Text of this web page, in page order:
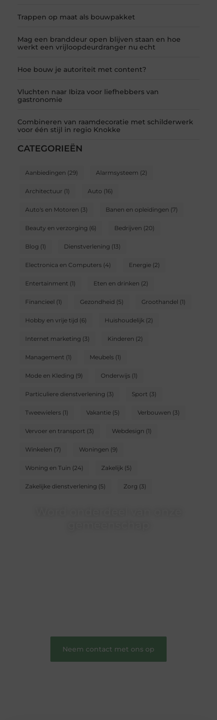
Trappen op maat als bouwpakket
Mag een branddeur open blijven staan en hoe
werkt een vrijloopdeurdranger nu echt
Hoe bouw je autoriteit met content?
Vluchten naar Ibiza voor liefhebbers van
gastronomie
Combineren van raamdecoratie met schilderwerk
voor één stijl in regio Knokke
CATEGORIEËN
Aanbiedingen (29) Alarmsysteem (2)
Architectuur (1) Auto (16)
Auto's en Motoren (3) Banen en opleidingen (7)
Beauty en verzorging (6) Bedrijven (20)
Blog (1) Dienstverlening (13)
Electronica en Computers(4) Energie(2)
Entertainment (1) Eten en drinken (2)
Financieel (1) Gezondheid (5) Groothandel (1)
Hobby en vrije tijd (6) Huishoudelijk(2)
Internet marketing (3) Kinderen (2)
Management (1) Meubels(1)
Mode en Kleding (9) Onderwijs(1)
Particuliere dienstverlening (3) Sport (3)
Tweewielers(1) Vakantie(5) Verbouwen (3)
Vervoer en transport (3) Webdesign (1)
Winkelen (7) Woningen (9)
Woning en Tuin (24) Zakelijk(5)
Zakelijke dienstverlening (5) Zorg (3)
Neem contact met ons op